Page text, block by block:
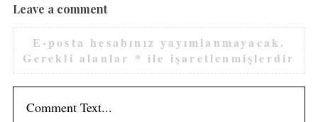
Leave a comment
E-posta hesabınız yayımlanmayacak.
Gerekli alanlar * ile işaretlenmişlerdir